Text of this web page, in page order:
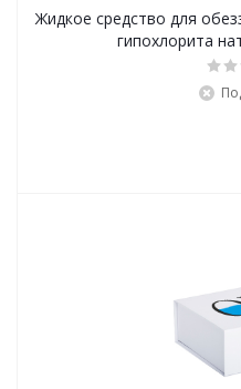
Жидкое средство для
гипохлорита